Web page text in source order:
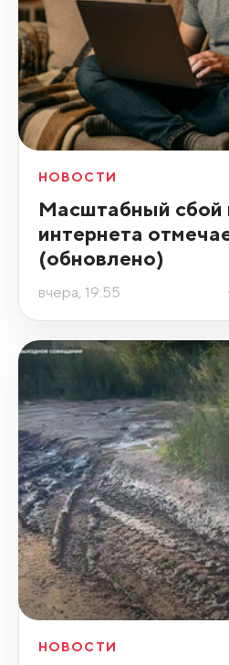
НОВОСТИ
Масштабный сбой
интернета
(обновлено)
вчера, 19:55
НОВОСТИ